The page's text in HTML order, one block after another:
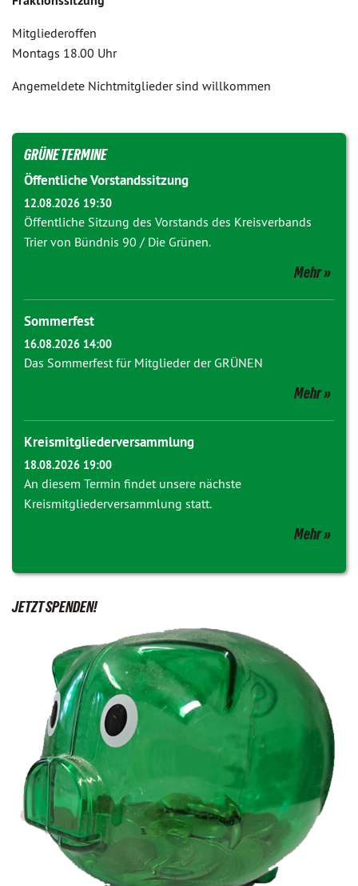
Mitgliederoffen
Montags 18.00 Uhr
Angemeldete Nichtmitglieder sind willkommen
GRÜNE TERMINE
Öffentliche Vorstandssitzung
12.08.2026 19:30
Öffentliche Sitzung des Vorstands des Kreisverbands
Trier von Bündnis 90 / Die Grünen.
Mehr
Sommerfest
16.08.2026 14:00
Das Sommerfest für Mitglieder der GRÜNEN
Mehr
Kreismitgliederversammlung
18.08.2026 19:00
An diesem Termin findet unsere nächste
Kreismitgliederversammlung statt.
Mehr
JETZT SPENDEN!